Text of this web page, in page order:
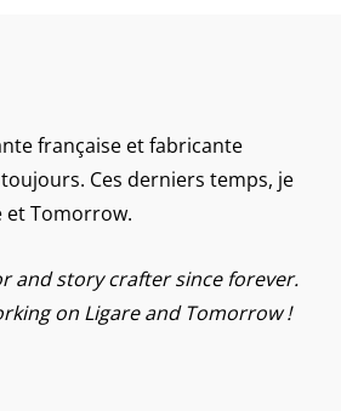
française et fabricante
Ces derniers temps, je
et Tomorrow.
and story crafter since forever.
on Ligare and Tomorrow !